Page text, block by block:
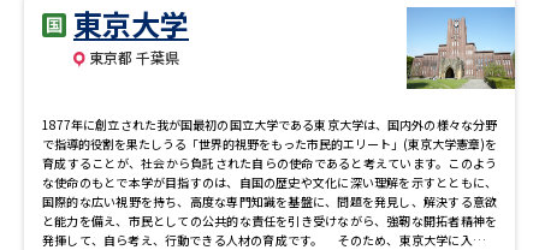
専門学校の資料請求
大学入学共通テスト「受験案
大学入学共通テスト「受験上の
配慮案内」の請求
高等学校卒業程度認定試験
幼稚園教員資格認定試験 小学校教員資格認定試験
東京大学
東京都 千葉県
1877年に創立された我が国最初の国立大学である東京大学は、国内外の様々な分野
で指導的役割を果たしうる「世界的視野をもった市民的エリート」(東京大学憲章)を
育成することが、社会から負託された自らの使命であると考えています。このよう
な使命のもとで本学が目指すのは、自国の歴史や文化に深い理解を示すとともに、
国際的な広い視野を持ち、高度な専門知識を基盤に、問題を発見し、解決する意欲
と能力を備え、市民としての公共的な責任を引き受けながら、強靭な開拓者精神を
発揮して、自ら考え、行動できる人材の育成です。 そのため、東京大学に入学す